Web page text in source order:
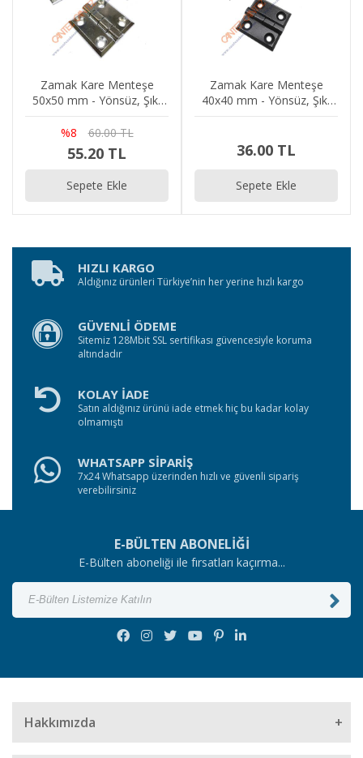
Zamak Kare Menteşe
50x50 mm - Yönsüz, Şık,
Kapak Menteşesi
%8 60.00 TL
55.20 TL
Sepete Ekle
Zamak Kare Menteşe
40x40 mm - Yönsüz, Şık,
36.00 TL
Sepete Ekle
HIZLI KARGO
Aldığınız ürünleri Türkiye’nin her yerine hızlı kargo
GÜVENLİ ÖDEME
Sitemiz 128Mbit SSL sertifikası güvencesiyle koruma
altındadır
KOLAY İADE
Satın aldığınız ürünü iade etmek hiç bu kadar kolay
olmamıştı
WHATSAPP SİPARİŞ
7x24 Whatsapp üzerinden hızlı ve güvenli sipariş
verebilirsiniz
E-BÜLTEN ABONELİĞİ
E-Bülten aboneliği ile fırsatları kaçırma...
Hakkımızda